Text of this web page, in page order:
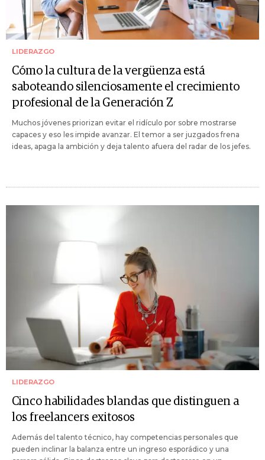
LIDERAZGO
Cómo la cultura de la vergüenza está
saboteando silenciosamente el crecimiento
profesional de la Generación Z
Muchos jóvenes priorizan evitar el ridículo por sobre mostrarse
capaces y eso les impide avanzar. El temor a ser juzgados frena
ideas, apaga la ambición y deja talento afuera del radar de los jefes.
LIDERAZGO
Cinco habilidades blandas que distinguen a
los freelancers exitosos
Además del talento técnico, hay competencias personales que
pueden inclinar la balanza entre un ingreso esporádico y una